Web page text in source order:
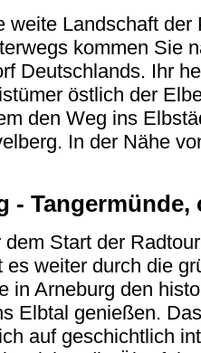
weite Landschaft
kommen Sie
Deutschlands. Ihr
östlich der
den Weg ins
In der Nähe
- Tangermünde,
Start der
es weiter durch die
in Arneburg den
Elbtal genießen.
auf geschichtlich